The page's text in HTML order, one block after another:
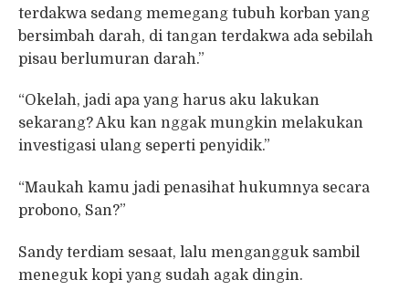
terdakwa sedang memegang tubuh korban yang
bersimbah darah, di tangan terdakwa ada sebilah
pisau berlumuran darah.”
“Okelah, jadi apa yang harus aku lakukan
sekarang? Aku kan nggak mungkin melakukan
investigasi ulang seperti penyidik.”
“Maukah kamu jadi penasihat hukumnya secara
probono, San?”
Sandy terdiam sesaat, lalu mengangguk sambil
meneguk kopi yang sudah agak dingin.